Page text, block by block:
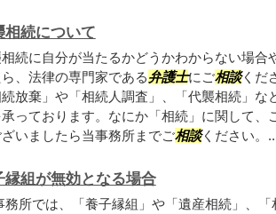
相続について
続に自分が当たるかどうかわからない場合
ら、法律の専門家である弁護士にご相談くだ
続放棄」や「相続人調査」、「代襲相続」
っております。なにか「相続」に関して、
いましたら当事務所までご相談ください。
縁組が無効となる場合
務所では、「養子縁組」や「遺産相続」、